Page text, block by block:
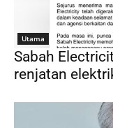
Utama
Sabah
renjatan